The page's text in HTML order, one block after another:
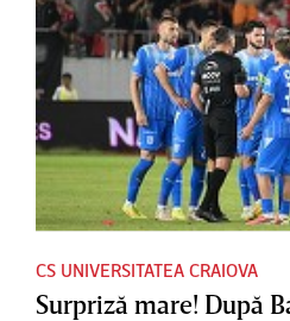
CS UNIVERSITATEA CRAIOVA
Surpriză mare! După